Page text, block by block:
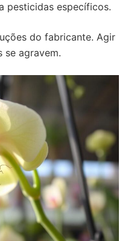
pesticidas específicos.
do fabricante. Agir
se agravem.